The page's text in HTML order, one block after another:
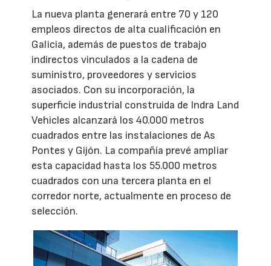
La nueva planta generará entre 70 y 120
empleos directos de alta cualificación en
Galicia, además de puestos de trabajo
indirectos vinculados a la cadena de
suministro, proveedores y servicios
asociados. Con su incorporación, la
superficie industrial construida de Indra Land
Vehicles alcanzará los 40.000 metros
cuadrados entre las instalaciones de As
Pontes y Gijón. La compañía prevé ampliar
esta capacidad hasta los 55.000 metros
cuadrados con una tercera planta en el
corredor norte, actualmente en proceso de
selección.